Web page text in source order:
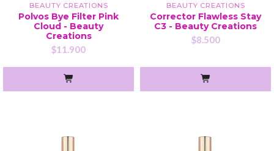
BEAUTY CREATIONS
Polvos Bye Filter Pink
Cloud - Beauty
Creations
$11.900
BEAUTY CREATIONS
Corrector Flawless Stay
C3 - Beauty Creations
$8.500